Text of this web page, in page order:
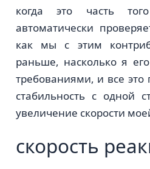
когда это часть
автоматически
как мы с этим
раньше, насколько я
требованиями, и все это
стабильность с одной
увеличение скорости
скорость